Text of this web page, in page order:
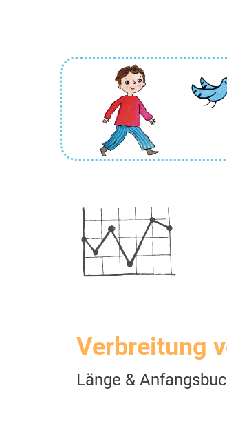
Verbreitung
Länge &